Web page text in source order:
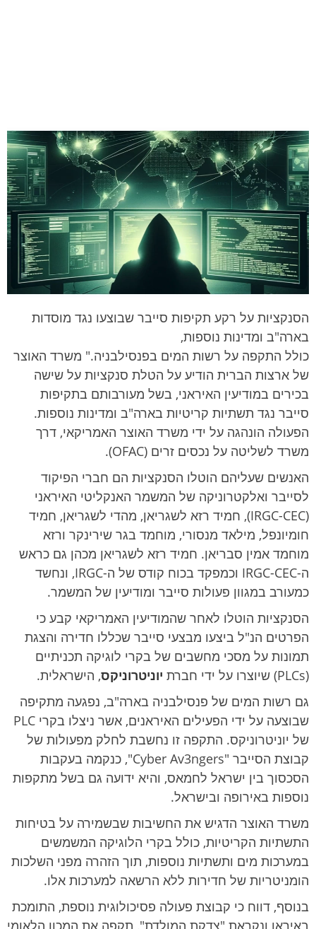
הסנקציות על רקע תקיפות סייבר שבוצעו נגד מוסדות
בארה"ב ומדינות נוספות,
כולל התקפה על רשות המים בפנסילבניה." משרד האוצר
של ארצות הברית הודיע על הטלת סנקציות על שישה
בכירים במודיעין האיראני, בשל מעורבותם בתקיפות
סייבר נגד תשתיות קריטיות בארה"ב ומדינות נוספות.
הפעולה הונהגה על ידי משרד האוצר האמריקאי, דרך
משרד לשליטה על נכסים זרים (OFAC).
האנשים שעליהם הוטלו הסנקציות הם חברי הפיקוד
לסייבר ואלקטרוניקה של המשמר האנקליטי האיראני
(IRGC-CEC), חמיד רזא לשגריאן, מהדי לשגריאן, חמיד
חומיונפל, מילאד מנסורי, מוחמד בגר שירינקר ורזא
מוחמד אמין סבריאן. חמיד רזא לשגריאן מכהן גם כראש
ה-IRGC-CEC וכמפקד בכוח קודס של ה-IRGC, ונחשד
כמעורב במגוון פעולות סייבר ומודיעין של המשמר.
הסנקציות הוטלו לאחר שהמודיעין האמריקאי קבע כי
הפרטים הנ"ל ביצעו מבצעי סייבר שכללו חדירה והצגת
תמונות על מסכי מחשבים של בקרי לוגיקה תכניתיים
(PLCs) שיוצרו על ידי חברת
יוניטרוניקס, הישראלית.
גם רשות המים של פנסילבניה בארה"ב, נפגעה מתקיפה
שבוצעה על ידי הפעילים האיראנים, אשר ניצלו בקרי PLC
של יוניטרוניקס. התקפה זו נחשבת לחלק מפעולות של
קבוצת הסייבר "Cyber Av3ngers", כנקמה בעקבות
הסכסוך בין ישראל לחמאס, והיא ידועה גם בשל מתקפות
נוספות באירופה ובישראל.
משרד האוצר הדגיש את החשיבות שבשמירה על בטיחות
התשתיות הקריטיות, כולל בקרי הלוגיקה המשמשים
במערכות מים ותשתיות נוספות, תוך הזהרה מפני השלכות
הומניטריות של חדירות ללא הרשאה למערכות אלו.
בנוסף, דווח כי קבוצת פעולה פסיכולוגית נוספת, התומכת
באיראן ונקראת "צדקת המולדת", תקפה את המכון הלאומי